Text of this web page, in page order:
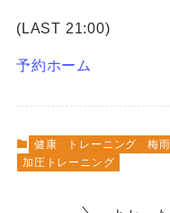
(LAST 21:00)
予約ホーム
健康 トレーニング 梅
加圧トレーニング